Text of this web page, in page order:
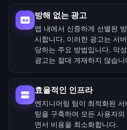
방해 없는 광고
앱 내에서 신중하게 선별된
시합니다. 이러한 광고는 서
당하는 주요 방법입니다. 악
광고는 절대 게재하지 않습니
효율적인 인프라
엔지니어링 팀이 최적화된
팅을 구축하여 모든 사용자
면서 비용을 최소화합니다.